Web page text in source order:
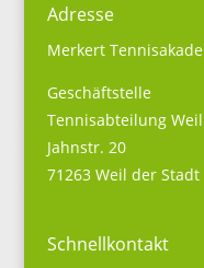
Adresse
Merkert
Geschäftstelle
Tennisabteilung
Jahnstr. 20
71263 Weil der Stadt
Schnellkontakt